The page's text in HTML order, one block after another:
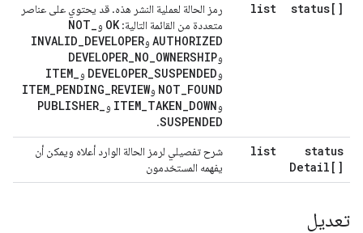
status[]
list
رمز الحالة لعملية النشر هذه. قد يحتوي على عناصر
متعددة من القائمة التالية:OK و NOT_
AUTHORIZED و INVALID_DEVELOPER
و DEVELOPER_NO_OWNERSHIP
و DEVELOPER_SUSPENDED و ITEM_
NOT_FOUND و ITEM_PENDING_REVIEW
و ITEM_TAKEN_DOWN و PUBLISHER_
SUSPENDED
.
status
Detail[]
list
شرح تفصيلي لرمز الحالة الوارد أعلاه ويمكن أن
يفهمه المستخدمون
تعديل